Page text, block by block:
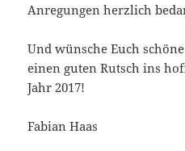
Anregungen herzlich
Und wünsche Euch
einen guten Rutsch ins
Jahr 2017!
Fabian Haas